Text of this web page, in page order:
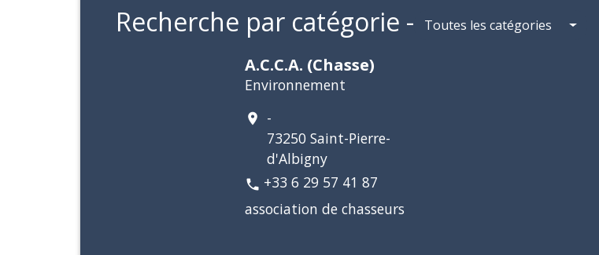
Recherche par catégorie - Toutes les catégories
A.C.C.A. (Chasse)
Environnement
location_on
-
73250 Saint-Pierre-
d'Albigny
phone +33 6 29 57 41 87
association de chasseurs